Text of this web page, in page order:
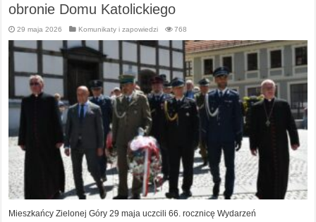
obronie Domu Katolickiego
29 maja 2026 Komunikaty i zapowiedzi 768
Mieszkańcy Zielonej Góry 29 maja uczcili 66. rocznicę Wydarzeń